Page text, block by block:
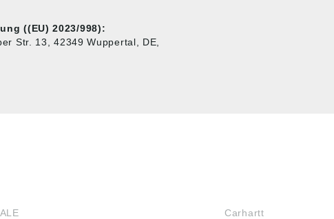
((EU) 2023/998):
Str. 13, 42349 Wuppertal, DE,
Carhartt